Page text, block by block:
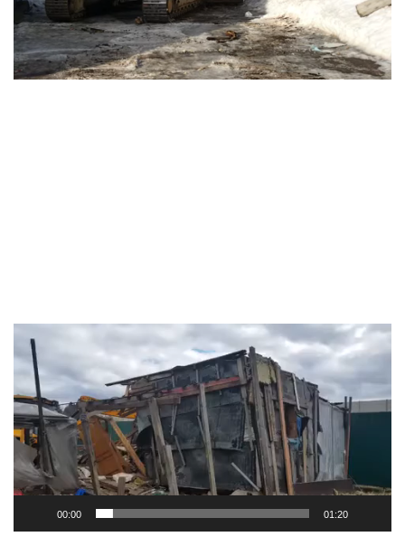
00:00 01:20